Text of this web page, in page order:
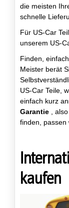
die meisten
schnelle
Für US-Car
unserem US-
Finden,
Meister berät
US-Car Teile,
einfach kurz
Garantie ,
finden, passen
kaufen